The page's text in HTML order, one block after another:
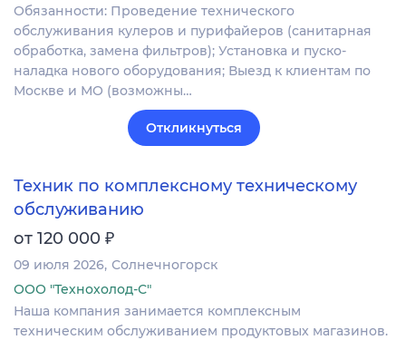
Обязанности: Проведение технического
обслуживания кулеров и пурифайеров (санитарная
обработка, замена фильтров); Установка и пуско-
наладка нового оборудования; Выезд к клиентам по
Москве и МО (возможны…
Откликнуться
Техник по комплексному техническому
обслуживанию
от 120 000 ₽
09 июля 2026 Солнечногорск
ООО "Технохолод-С"
Наша компания занимается комплексным
техническим обслуживанием продуктовых магазинов.